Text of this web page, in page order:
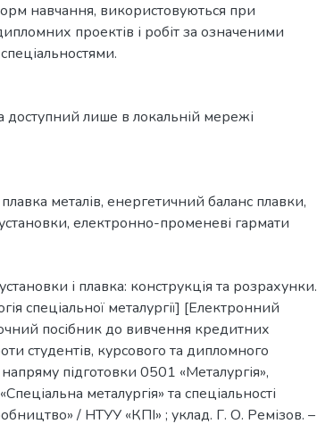
навчання, використовуються при
проектів і робіт за означеними
доступний лише в локальній мережі
металів, енергетичний баланс плавки,
, електронно-променеві гармати
і плавка: конструкція та розрахунки.
спеціальної металургії] [Електронний
посібник до вивчення кредитних
студентів, курсового та дипломного
підготовки 0501 «Металургія»,
металургія» та спеціальності
/ НТУУ «КПІ» ; уклад. Г. О. Ремізов. –